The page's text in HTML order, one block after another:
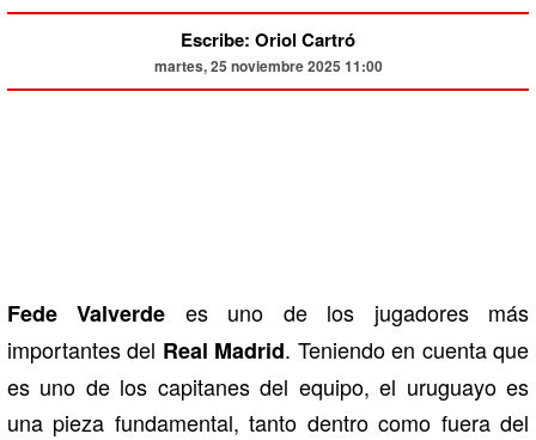
Escribe: Oriol Cartró
martes, 25 noviembre 2025 11:00
Fede Valverde es uno de los jugadores más
importantes del Real Madrid. Teniendo en cuenta que
es uno de los capitanes del equipo, el uruguayo es
una pieza fundamental, tanto dentro como fuera del